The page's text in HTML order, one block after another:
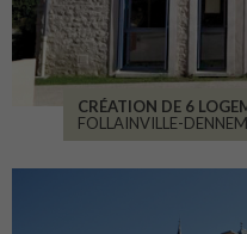
CRÉATION DE 6
FOLLAINVILLE-